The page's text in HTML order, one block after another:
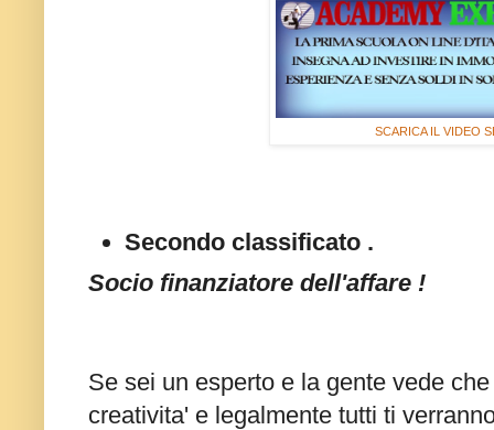
SCARICA IL VIDEO
Secondo classificato .
Socio finanziatore dell'affare !
Se sei un esperto e la gente vede
creativita' e legalmente tutti ti